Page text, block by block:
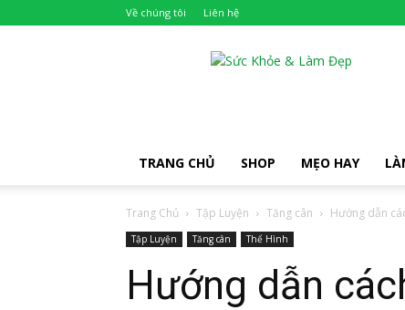
Về chúng tôi Liên hệ
TRANG CHỦ SHOP MẸO HAY
Trang Chủ Tập Luyện Tăng cân Hướng dẫn
Tập Luyện Tăng cân Thể Hình
Hướng dẫn